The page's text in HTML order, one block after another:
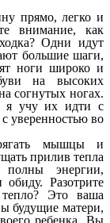
прямо, легко и
внимание, как
Одни идут
большие шаги,
ноги широко и
на высоких
согнутых ногах.
я учу их идти с
уверенностью во
мышцы и
прилив тепла
энергии,
Разотрите
тепло? Это ваша
будущие матери,